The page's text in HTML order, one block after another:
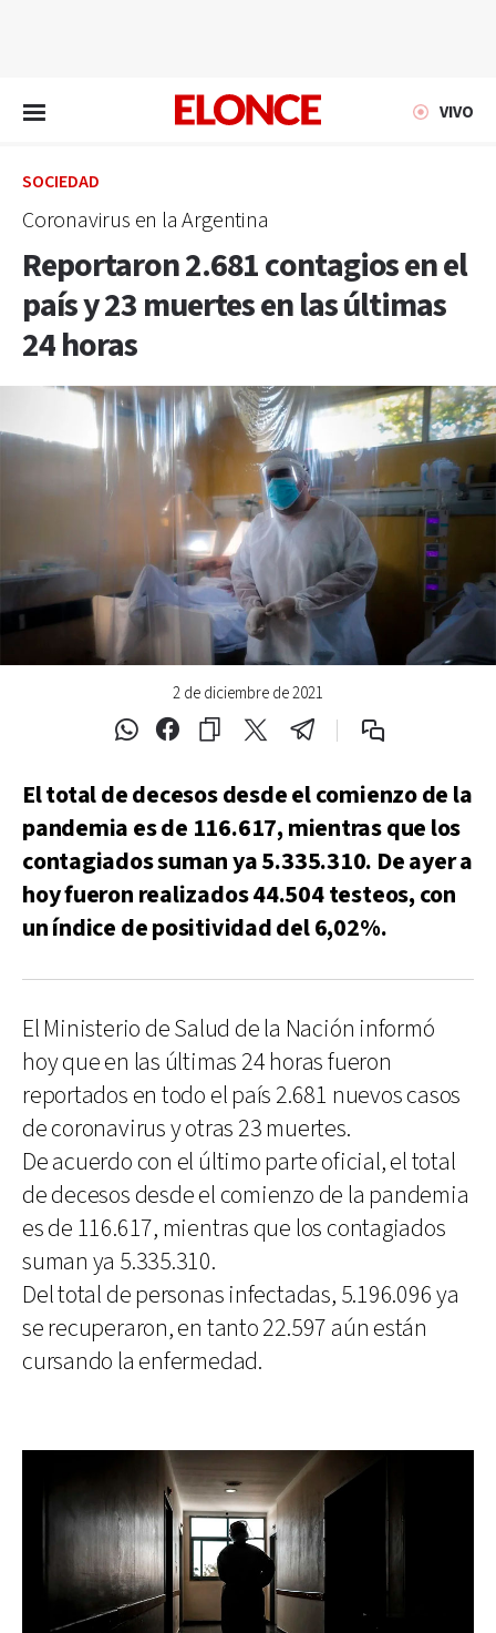
VIVO
SOCIEDAD
Coronavirus en la Argentina
Reportaron 2.681 contagios en el
país y 23 muertes en las últimas
24 horas
2 de diciembre de 2021
El total de decesos desde el comienzo de la
pandemia es de 116.617, mientras que los
contagiados suman ya 5.335.310. De ayer a
hoy fueron realizados 44.504 testeos, con
un índice de positividad del 6,02%.
El Ministerio de Salud de la Nación informó
hoy que en las últimas 24 horas fueron
reportados en todo el país 2.681 nuevos casos
de coronavirus y otras 23 muertes.
De acuerdo con el último parte oficial, el total
de decesos desde el comienzo de la pandemia
es de 116.617, mientras que los contagiados
suman ya 5.335.310.
Del total de personas infectadas, 5.196.096 ya
se recuperaron, en tanto 22.597 aún están
cursando la enfermedad.